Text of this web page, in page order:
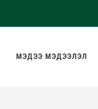
МЭДЭЭ МЭДЭЭЛЭЛ